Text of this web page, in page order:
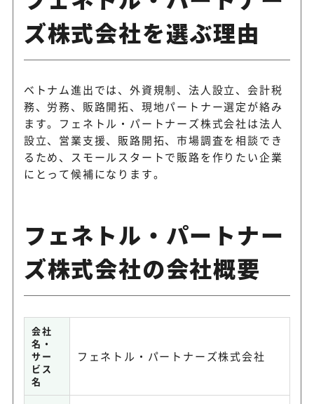
ズ株式会社を選ぶ理由
ベトナム進出では、外資規制、法人設立、会計税
務、労務、販路開拓、現地パートナー選定が絡み
ます。フェネトル・パートナーズ株式会社は法人
設立、営業支援、販路開拓、市場調査を相談でき
るため、スモールスタートで販路を作りたい企業
にとって候補になります。
フェネトル・パートナー
ズ株式会社の会社概要
会社
名・
サー
ビス
名
フェネトル・パートナーズ株式会社